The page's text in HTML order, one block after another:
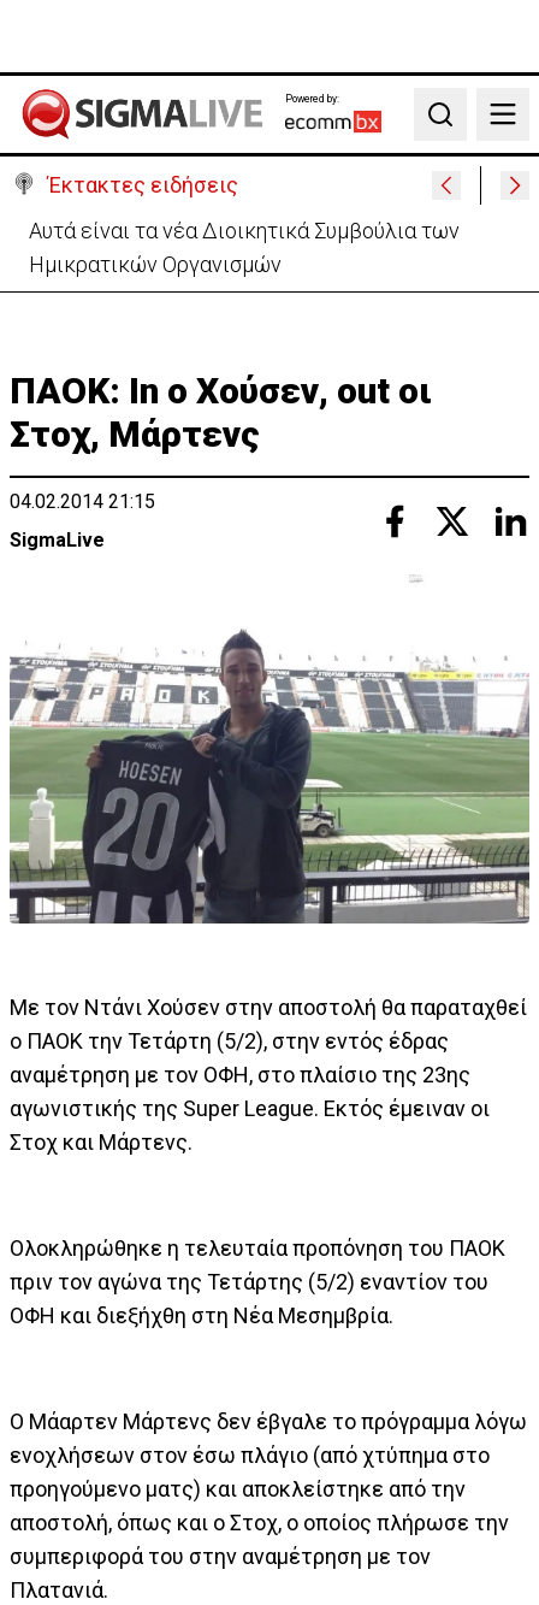
Powered by:
Search
Έκτακτες ειδήσεις
Αυτά είναι τα νέα Διοικητικά Συμβούλια των
Ημικρατικών Οργανισμών
ΠΑΟΚ: In o Χούσεν, out οι
Στοχ, Μάρτενς
04.02.2014 21:15
SigmaLive
Με τον Ντάνι Χούσεν στην αποστολή θα παραταχθεί
ο ΠΑΟΚ την Τετάρτη (5/2), στην εντός έδρας
αναμέτρηση με τον ΟΦΗ, στο πλαίσιο της 23ης
αγωνιστικής της Super League. Εκτός έμειναν οι
Στοχ και Μάρτενς.
Ολοκληρώθηκε η τελευταία προπόνηση του ΠΑΟΚ
πριν τον αγώνα της Τετάρτης (5/2) εναντίον του
ΟΦΗ και διεξήχθη στη Νέα Μεσημβρία.
Ο Μάαρτεν Μάρτενς δεν έβγαλε το πρόγραμμα λόγω
ενοχλήσεων στον έσω πλάγιο (από χτύπημα στο
προηγούμενο ματς) και αποκλείστηκε από την
αποστολή, όπως και ο Στοχ, ο οποίος πλήρωσε την
συμπεριφορά του στην αναμέτρηση με τον
Πλατανιά.